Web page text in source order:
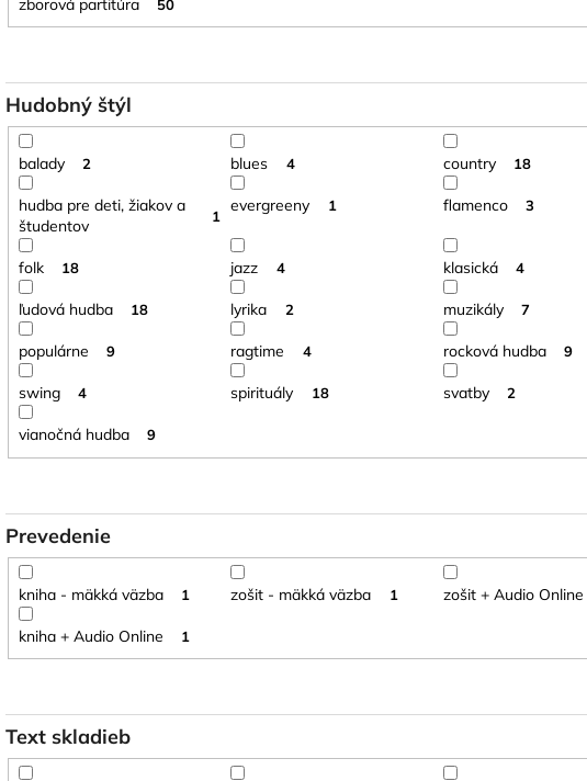
zborová partitúra 50
Hudobný štýl
balady 2 blues 4 country 18
hudba pre deti, žiakov a
študentov
1
evergreeny 1 flamenco 3
folk 18 jazz 4 klasická 4
ľudová hudba 18 lyrika 2 muzikály 7
populárne 9 ragtime 4 rocková hudba 9
swing 4 spirituály 18 svatby 2
vianočná hudba 9
Prevedenie
kniha - mäkká väzba 1 zošit - mäkká väzba 1 zošit + Audio Online
kniha + Audio Online 1
Text skladieb